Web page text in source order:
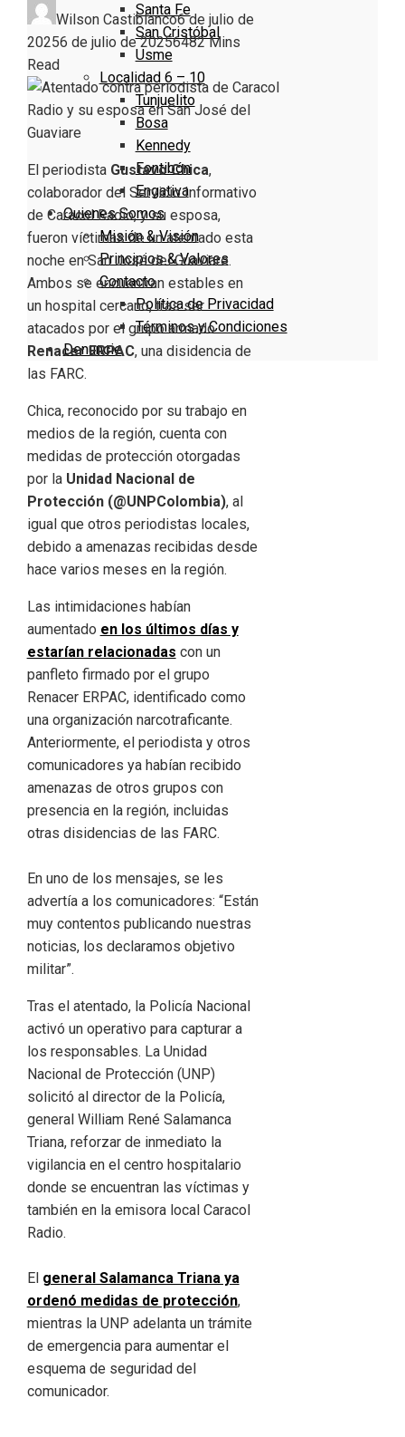
Santa Fe
San Cristóbal
Usme
Localidad 6 – 10
Tunjuelito
Bosa
Kennedy
Fontibón
Engativa
Quienes Somos
Misión & Visión
Principios & Valores
Contacto
Política de Privacidad
Términos y Condiciones
Denuncie
Wilson Castiblanco6 de julio de
20256 de julio de 20256482 Mins
Read
El periodista Gustavo Chica,
colaborador del Servicio Informativo
de Caracol Radio, y su esposa,
fueron víctimas de un atentado esta
noche en San José del Guaviare.
Ambos se encuentran estables en
un hospital cercano, tras ser
atacados por el grupo armado
Renacer ERPAC, una disidencia de
las FARC.
Chica, reconocido por su trabajo en
medios de la región, cuenta con
medidas de protección otorgadas
por la Unidad Nacional de
Protección (@UNPColombia), al
igual que otros periodistas locales,
debido a amenazas recibidas desde
hace varios meses en la región.
Las intimidaciones habían
aumentado en los últimos días y
estarían relacionadas con un
panfleto firmado por el grupo
Renacer ERPAC, identificado como
una organización narcotraficante.
Anteriormente, el periodista y otros
comunicadores ya habían recibido
amenazas de otros grupos con
presencia en la región, incluidas
otras disidencias de las FARC.
En uno de los mensajes, se les
advertía a los comunicadores: “Están
muy contentos publicando nuestras
noticias, los declaramos objetivo
militar”.
Tras el atentado, la Policía Nacional
activó un operativo para capturar a
los responsables. La Unidad
Nacional de Protección (UNP)
solicitó al director de la Policía,
general William René Salamanca
Triana, reforzar de inmediato la
vigilancia en el centro hospitalario
donde se encuentran las víctimas y
también en la emisora local Caracol
Radio.
El general Salamanca Triana ya
ordenó medidas de protección,
mientras la UNP adelanta un trámite
de emergencia para aumentar el
esquema de seguridad del
comunicador.